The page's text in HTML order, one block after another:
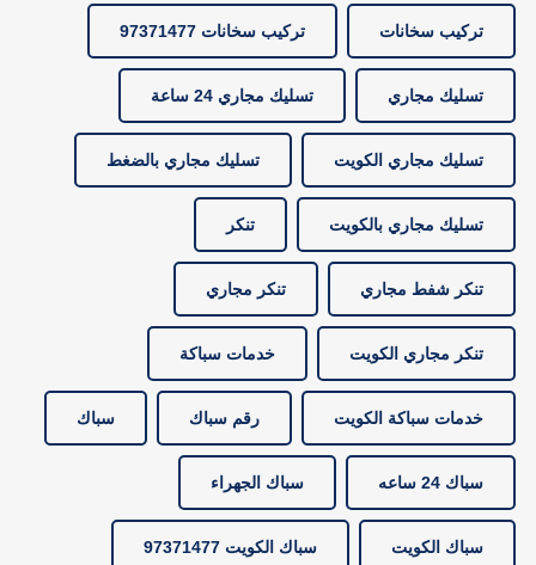
تركيب سخانات تركيب سخانات 97371477
تسليك مجاري تسليك مجاري 24 ساعة
تسليك مجاري الكويت تسليك مجاري بالضغط
تسليك مجاري بالكويت تنكر
تنكر شفط مجاري تنكر مجاري
تنكر مجاري الكويت خدمات سباكة
خدمات سباكة الكويت رقم سباك سباك
سباك 24 ساعه سباك الجهراء
سباك الكويت سباك الكويت 97371477